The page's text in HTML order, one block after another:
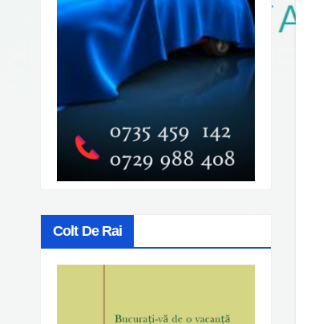
Colt De Rai